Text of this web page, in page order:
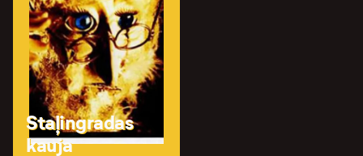
Staļingradas
kauja